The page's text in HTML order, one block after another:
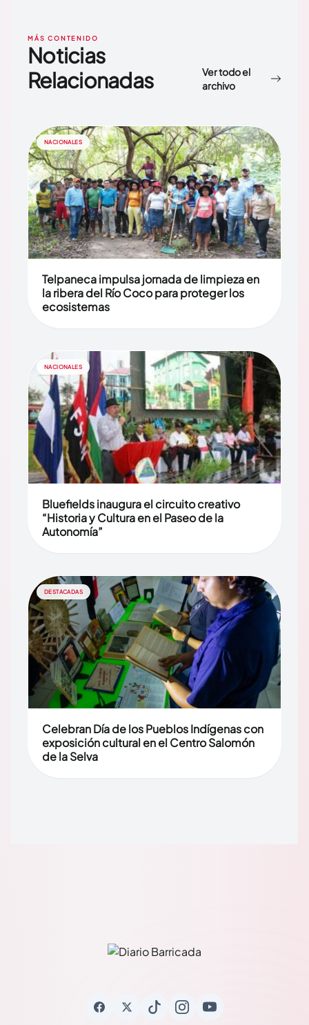
MÁS CONTENIDO
Noticias
Relacionadas
Ver todo el
archivo
NACIONALES
Telpaneca impulsa jornada de limpieza en
la ribera del Río Coco para proteger los
ecosistemas
NACIONALES
Bluefields inaugura el circuito creativo
“Historia y Cultura en el Paseo de la
Autonomía”
DESTACADAS
Celebran Día de los Pueblos Indígenas con
exposición cultural en el Centro Salomón
de la Selva